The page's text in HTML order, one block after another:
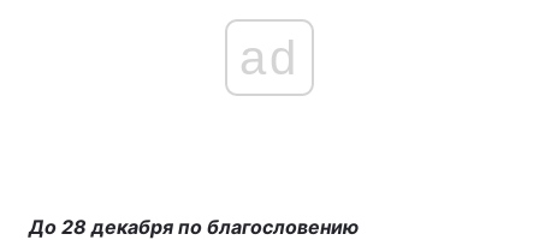
ad
До 28 декабря по благословению